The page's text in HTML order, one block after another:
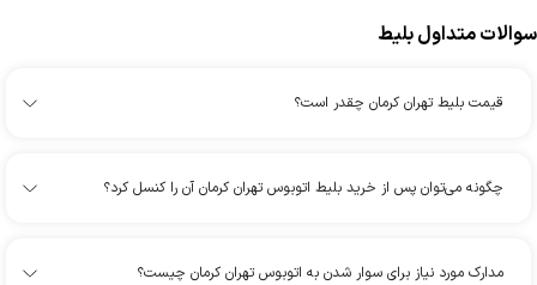
سوالات متداول بلیط
قیمت بلیط تهران کرمان چقدر است؟
چگونه می‌توان پس از خرید بلیط اتوبوس تهران کرمان آن را کنسل کرد؟
مدارک مورد نیاز برای سوار شدن به اتوبوس تهران کرمان چیست؟